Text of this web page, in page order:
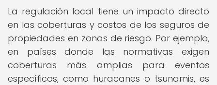
La regulación local tiene un impacto directo
en las coberturas y costos de los seguros de
propiedades en zonas de riesgo. Por ejemplo,
en países donde las normativas exigen
coberturas más amplias para eventos
específicos, como huracanes o tsunamis, es